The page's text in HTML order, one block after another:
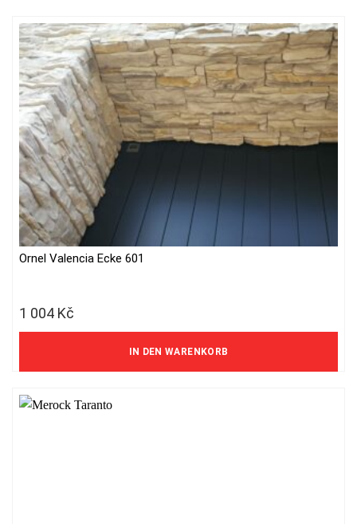
Ornel Valencia Ecke 601
1 004 Kč
830 Kč ohne MwSt.
IN DEN WARENKORB